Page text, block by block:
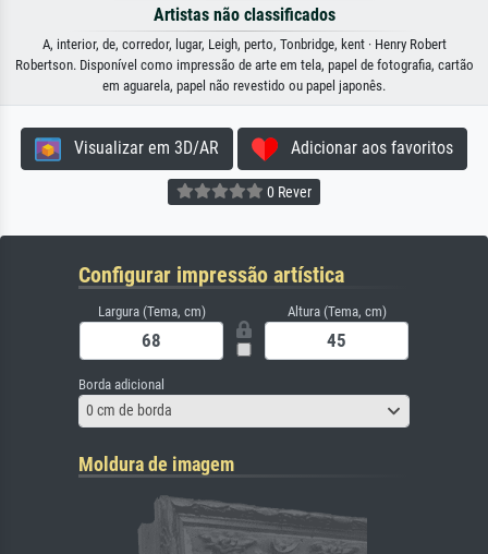
Artistas não classificados
A, interior, de, corredor, lugar, Leigh, perto, Tonbridge, kent · Henry Robert
Robertson. Disponível como impressão de arte em tela, papel de fotografia, cartão
em aguarela, papel não revestido ou papel japonês.
Visualizar em 3D/AR Adicionar aos favoritos
0 Rever
Configurar impressão artística
Largura (Tema, cm) Altura (Tema, cm)
Borda adicional
0 cm de borda
Moldura de imagem